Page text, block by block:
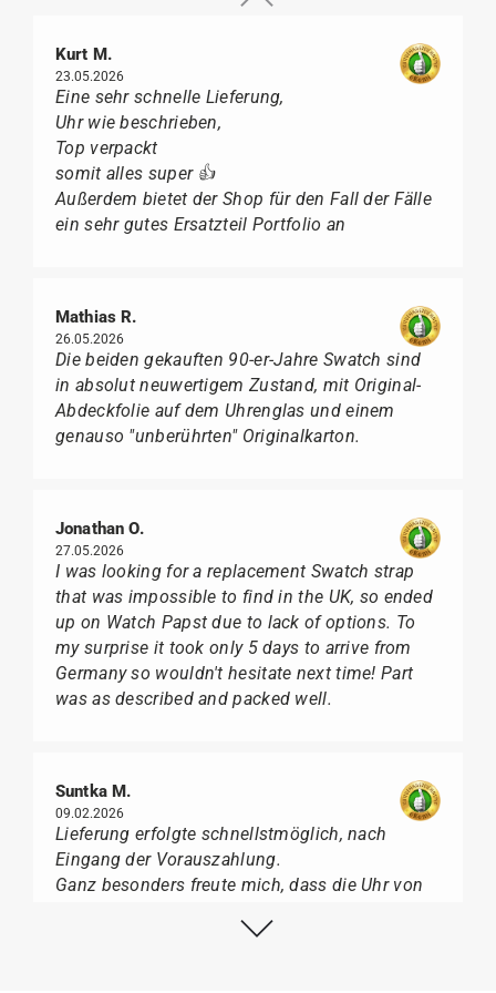
Kurt M.
23.05.2026
Eine sehr schnelle Lieferung,
Uhr wie beschrieben,
Top verpackt
somit alles super 👍
Außerdem bietet der Shop für den Fall der Fälle
ein sehr gutes Ersatzteil Portfolio an
Mathias R.
26.05.2026
Die beiden gekauften 90-er-Jahre Swatch sind
in absolut neuwertigem Zustand, mit Original-
Abdeckfolie auf dem Uhrenglas und einem
genauso "unberührten" Originalkarton.
Jonathan O.
27.05.2026
I was looking for a replacement Swatch strap
that was impossible to find in the UK, so ended
up on Watch Papst due to lack of options. To
my surprise it took only 5 days to arrive from
Germany so wouldn't hesitate next time! Part
was as described and packed well.
Suntka M.
09.02.2026
Lieferung erfolgte schnellstmöglich, nach
Eingang der Vorauszahlung.
Ganz besonders freute mich, dass die Uhr von
geliefert wurde, sondern mit der gelben